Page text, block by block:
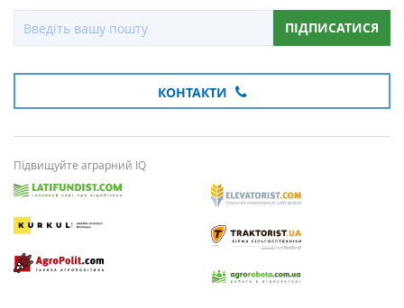
ПІДПИСАТИСЯ
КОНТАКТИ
Підвищуйте аграрний IQ